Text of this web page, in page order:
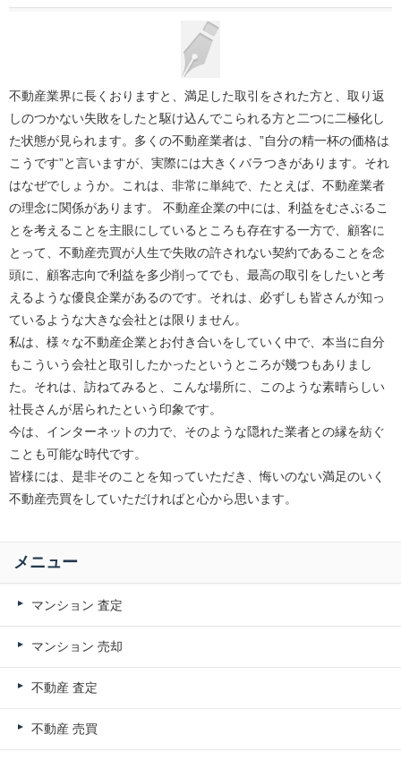
不動産業界に長くおりますと、満足した取引をされた方と、取り返
しのつかない失敗をしたと駆け込んでこられる方と二つに二極化し
た状態が見られます。多くの不動産業者は、”自分の精一杯の価格は
こうです”と言いますが、実際には大きくバラつきがあります。それ
はなぜでしょうか。これは、非常に単純で、たとえば、不動産業者
の理念に関係があります。 不動産企業の中には、利益をむさぶるこ
とを考えることを主眼にしているところも存在する一方で、顧客に
とって、不動産売買が人生で失敗の許されない契約であることを念
頭に、顧客志向で利益を多少削ってでも、最高の取引をしたいと考
えるような優良企業があるのです。それは、必ずしも皆さんが知っ
ているような大きな会社とは限りません。
私は、様々な不動産企業とお付き合いをしていく中で、本当に自分
もこういう会社と取引したかったというところが幾つもありまし
た。それは、訪ねてみると、こんな場所に、このような素晴らしい
社長さんが居られたという印象です。
今は、インターネットの力で、そのような隠れた業者との縁を紡ぐ
ことも可能な時代です。
皆様には、是非そのことを知っていただき、悔いのない満足のいく
不動産売買をしていただければと心から思います。
メニュー
マンション 査定
マンション 売却
不動産 査定
不動産 売買